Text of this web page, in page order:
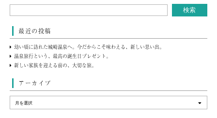
最近の投稿
幼い頃に訪れた城崎温泉へ。今だからこそ味わえる、新しい思い出。
温泉旅行という、最高の誕生日プレゼント。
新しい家族を迎える前の、大切な旅。
アーカイブ